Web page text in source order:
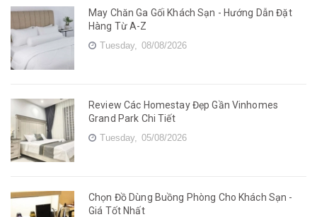
May Chăn Ga Gối Khách Sạn - Hướng Dẫn Đặt
Hàng Từ A-Z
Tuesday, 08/08/2026
Review Các Homestay Đẹp Gần Vinhomes
Grand Park Chi Tiết
Tuesday, 05/08/2026
Chọn Đồ Dùng Buồng Phòng Cho Khách Sạn -
Giá Tốt Nhất